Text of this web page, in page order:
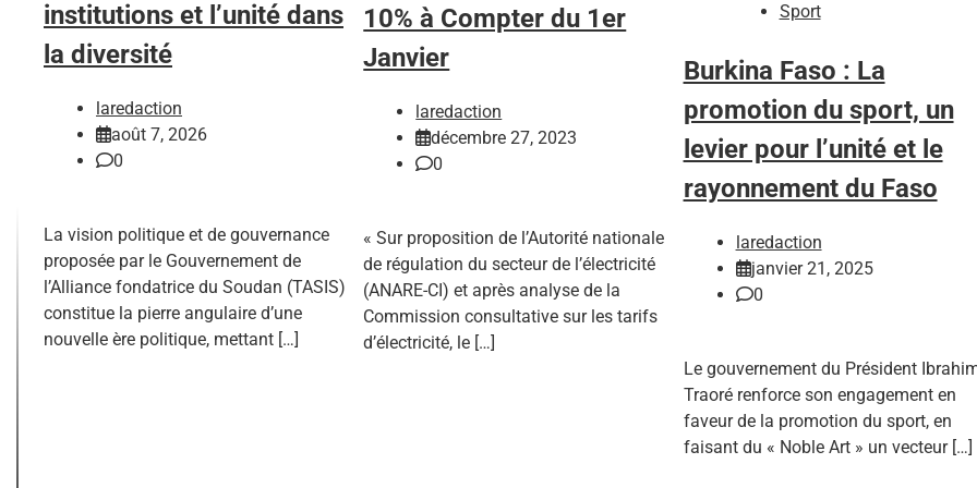
institutions et l’unité dans
la diversité
laredaction
août 7, 2026
0
La vision politique et de gouvernance
proposée par le Gouvernement de
l’Alliance fondatrice du Soudan (TASIS)
constitue la pierre angulaire d’une
nouvelle ère politique, mettant […]
10% à Compter du 1er
Janvier
laredaction
décembre 27, 2023
0
« Sur proposition de l’Autorité nationale
de régulation du secteur de l’électricité
(ANARE-CI) et après analyse de la
Commission consultative sur les tarifs
d’électricité, le […]
Sport
Burkina Faso : La
promotion du sport, un
levier pour l’unité et le
rayonnement du Faso
laredaction
janvier 21, 2025
0
Le gouvernement du Président
Traoré renforce son engagement en
faveur de la promotion du sport, en
faisant du « Noble Art » un vecteur […]